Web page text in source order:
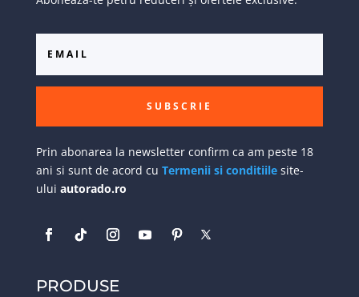
SUBSCRIE
Prin abonarea la newsletter confirm ca am peste 18
ani si sunt de acord cu Termenii si conditiilesite-
ului autorado.ro
PRODUSE